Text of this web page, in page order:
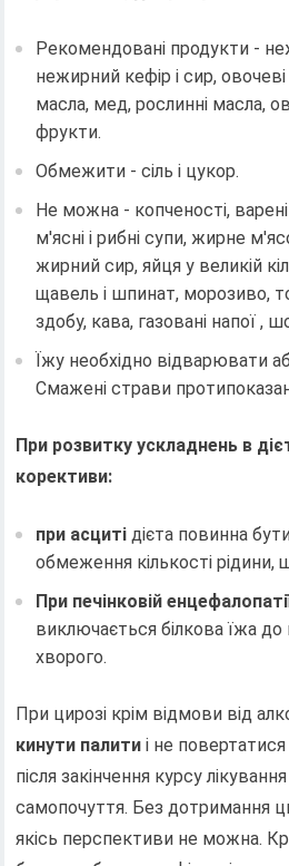
Рекомендовані продукти -
нежирний кефір і сир,
масла, мед, рослинні масла,
фрукти.
Обмежити - сіль і цукор.
Не можна - копченості,
м'ясні і рибні супи, жирне
жирний сир, яйця у великій
щавель і шпинат, морозиво,
здобу, кава, газовані напої ,
Їжу необхідно відварювати
Смажені страви
При розвитку ускладнень в
корективи:
при асциті дієта повинна
обмеження кількості рідини,
При печінковій
виключається білкова їжа до
хворого.
При цирозі крім відмови від
кинути палити і не
після закінчення курсу
самопочуття. Без дотримання
якісь перспективи не можна.